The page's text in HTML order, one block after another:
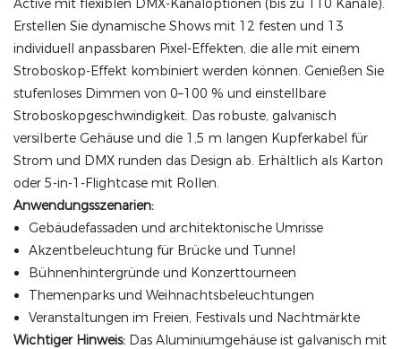
Active mit flexiblen DMX-Kanaloptionen (bis zu 110 Kanäle).
Erstellen Sie dynamische Shows mit 12 festen und 13
individuell anpassbaren Pixel-Effekten, die alle mit einem
Stroboskop-Effekt kombiniert werden können. Genießen Sie
stufenloses Dimmen von 0–100 % und einstellbare
Stroboskopgeschwindigkeit. Das robuste, galvanisch
versilberte Gehäuse und die 1,5 m langen Kupferkabel für
Strom und DMX runden das Design ab. Erhältlich als Karton
oder 5-in-1-Flightcase mit Rollen.
Anwendungsszenarien:
Gebäudefassaden und architektonische Umrisse
Akzentbeleuchtung für Brücke und Tunnel
Bühnenhintergründe und Konzerttourneen
Themenparks und Weihnachtsbeleuchtungen
Veranstaltungen im Freien, Festivals und Nachtmärkte
Wichtiger Hinweis: Das Aluminiumgehäuse ist galvanisch mit